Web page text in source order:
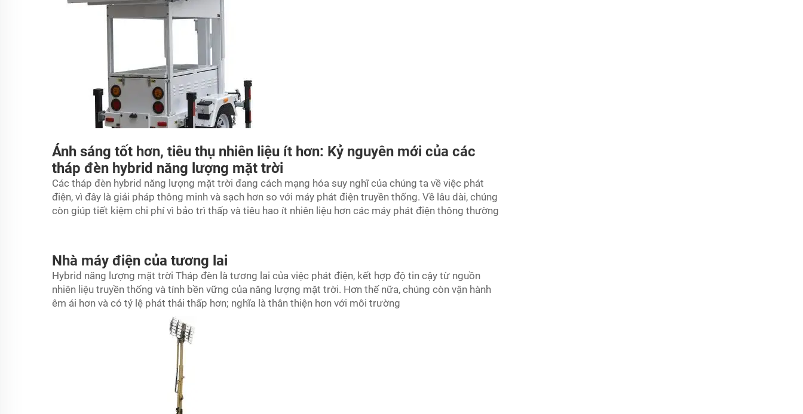
Ánh sáng tốt hơn, tiêu thụ nhiên liệu ít hơn: Kỷ nguyên mới của các
tháp đèn hybrid năng lượng mặt trời
Các tháp đèn hybrid năng lượng mặt trời đang cách mạng hóa suy nghĩ của chúng ta về việc phát
điện, vì đây là giải pháp thông minh và sạch hơn so với máy phát điện truyền thống. Về lâu dài, chúng
còn giúp tiết kiệm chi phí vì bảo trì thấp và tiêu hao ít nhiên liệu hơn các máy phát điện thông thường
Nhà máy điện của tương lai
Hybrid năng lượng mặt trời Tháp đèn là tương lai của việc phát điện, kết hợp độ tin cậy từ nguồn
nhiên liệu truyền thống và tính bền vững của năng lượng mặt trời. Hơn thế nữa, chúng còn vận hành
êm ái hơn và có tỷ lệ phát thải thấp hơn; nghĩa là thân thiện hơn với môi trường